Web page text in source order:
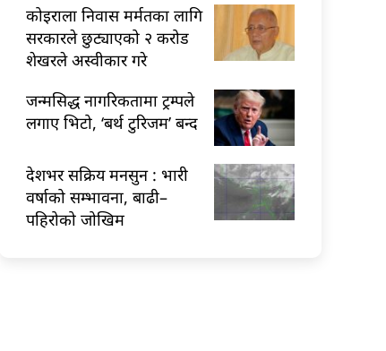
कोइराला निवास मर्मतका लागि
सरकारले छुट्याएको २ करोड
शेखरले अस्वीकार गरे
जन्मसिद्ध नागरिकतामा ट्रम्पले
लगाए भिटो, ‘बर्थ टुरिजम’ बन्द
देशभर सक्रिय मनसुन : भारी
वर्षाको सम्भावना, बाढी–
पहिरोको जोखिम